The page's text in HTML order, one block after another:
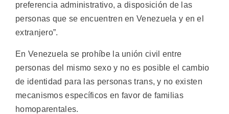
preferencia administrativo, a disposición de las
personas que se encuentren en Venezuela y en el
extranjero”.
En Venezuela se prohíbe la unión civil entre
personas del mismo sexo y no es posible el cambio
de identidad para las personas trans, y no existen
mecanismos específicos en favor de familias
homoparentales.